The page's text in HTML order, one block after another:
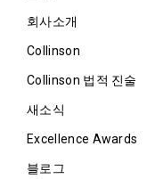
회사소개
Collinson
Collinson 법적 진술
새소식
Excellence Awards
블로그